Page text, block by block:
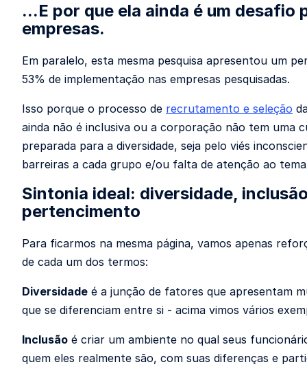
...E por que ela ainda é um desafio
empresas.
Em paralelo, esta mesma pesquisa apresentou um
53% de implementação nas empresas pesquisadas.
Isso porque o processo de recrutamento e seleção
ainda não é inclusiva ou a corporação não tem uma
preparada para a diversidade, seja pelo viés
barreiras a cada grupo e/ou falta de atenção ao
Sintonia ideal: diversidade,
pertencimento
Para ficarmos na mesma página, vamos apenas
de cada um dos termos:
Diversidade é a junção de fatores que apresentam
que se diferenciam entre si - acima vimos vários
Inclusão é criar um ambiente no qual seus
quem eles realmente são, com suas diferenças e